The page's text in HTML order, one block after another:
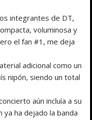
integrantes de DT,
voluminosa y
el fan #1, me deja
adicional como un
nipón, siendo un total
aún incluía a su
ha dejado la banda